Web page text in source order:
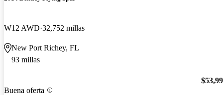
W12 AWD 32,752 millas
New Port Richey, FL
93 millas
Buena oferta